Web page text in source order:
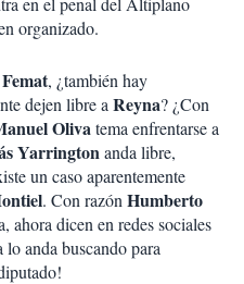
organizado.
Femat, ¿también hay
dejen libre a Reyna? ¿Con
Olivatema enfrentarse a
Yarringtonanda libre,
un caso aparentemente
. Con razón Humberto
ahora dicen en redes sociales
anda buscando para